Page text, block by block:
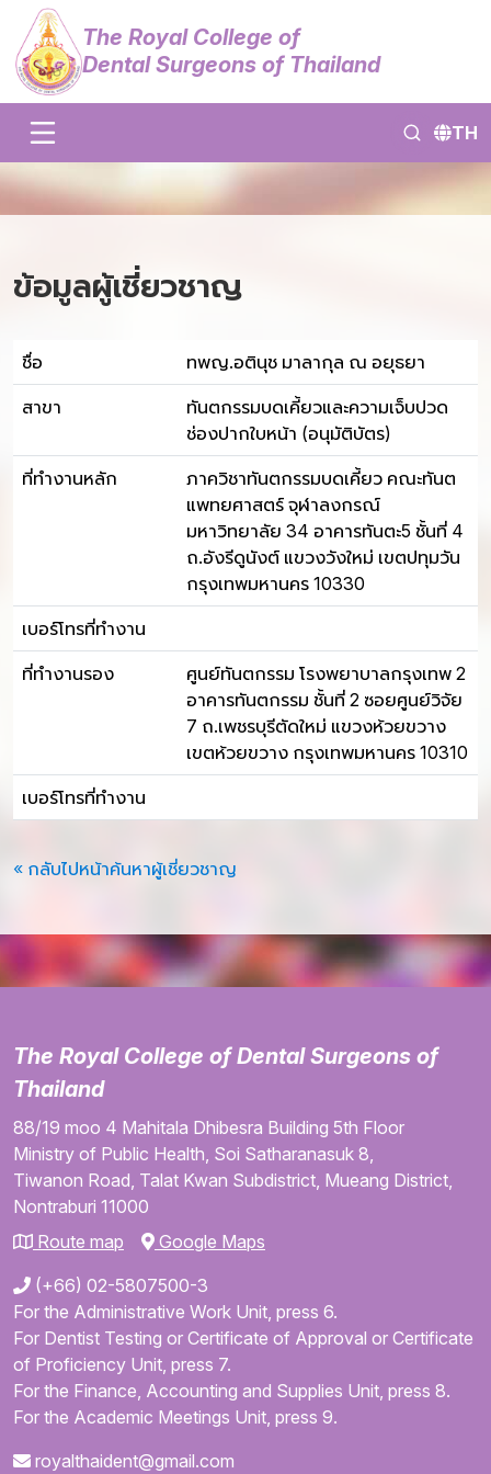
The Royal College of
Dental Surgeons of Thailand
TH
ข้อมูลผู้เชี่ยวชาญ
ชื่อ ทพญ.อตินุช มาลากุล ณ อยุธยา
สาขา
ทันตกรรมบดเคี้ยวและความเจ็บปวด
ช่องปากใบหน้า (อนุมัติบัตร)
ที่ทำงานหลัก
ภาควิชาทันตกรรมบดเคี้ยว คณะทันต
แพทยศาสตร์ จุฬาลงกรณ์
มหาวิทยาลัย 34 อาคารทันตะ5 ชั้นที่ 4
ถ.อังรีดูนังต์ แขวงวังใหม่ เขตปทุมวัน
กรุงเทพมหานคร 10330
เบอร์โทรที่ทำงาน
ที่ทำงานรอง
ศูนย์ทันตกรรม โรงพยาบาลกรุงเทพ 2
อาคารทันตกรรม ชั้นที่ 2 ซอยศูนย์วิจัย
7 ถ.เพชรบุรีตัดใหม่ แขวงห้วยขวาง
เขตห้วยขวาง กรุงเทพมหานคร 10310
เบอร์โทรที่ทำงาน
« กลับไปหน้าค้นหาผู้เชี่ยวชาญ
The Royal College of Dental Surgeons of
Thailand
88/19 moo 4 Mahitala Dhibesra Building 5th Floor
Ministry of Public Health, Soi Satharanasuk 8,
Tiwanon Road, Talat Kwan Subdistrict, Mueang District,
Nontraburi 11000
Route map
Google Maps
(+66) 02-5807500-3
For the Administrative Work Unit, press 6.
For Dentist Testing or Certificate of Approval or Certificate
of Proficiency Unit, press 7.
For the Finance, Accounting and Supplies Unit, press 8.
For the Academic Meetings Unit, press 9.
royalthaident@gmail.com